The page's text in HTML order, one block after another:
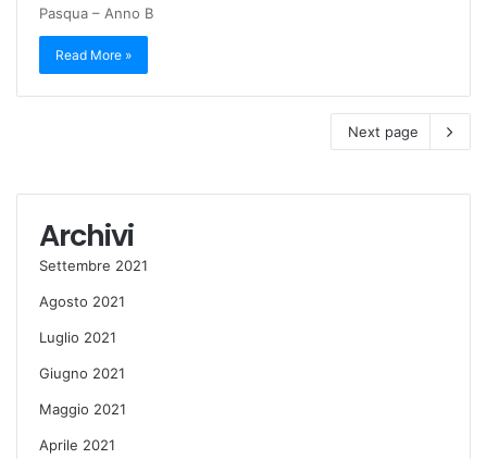
Pasqua – Anno B
Read More »
Next page
Archivi
Settembre 2021
Agosto 2021
Luglio 2021
Giugno 2021
Maggio 2021
Aprile 2021